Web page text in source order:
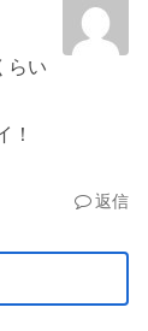
らい
！
返信